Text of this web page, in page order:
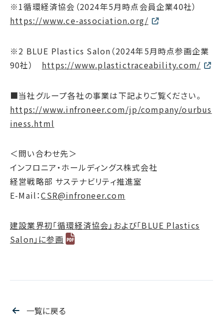
コンプライアンス
リスクマネジメント
ガバナンスデータ
ESGデータ
サステナブルファイナンス
統合報告書ダウンロード
※1循環経済協会（2024年5月時点会員企業40社）
https://www.ce-association.org/
※2 BLUE Plastics Salon（2024年5月時点参画企業
90社） https://www.plastictraceability.com/
■当社グループ各社の事業は下記よりご覧ください。
https://www.infroneer.com/jp/company/ourbus
iness.html
＜問い合わせ先＞
インフロニア・ホールディングス株式会社
経営戦略部 サステナビリティ推進室
E-Mail：CSR@infroneer.com
建設業界初「循環経済協会」および「BLUE Plastics
Salon」に参画
一覧に戻る